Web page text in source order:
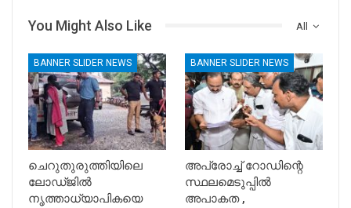
All
You Might Also Like
BANNER SLIDER NEWS
ചെറുതുരുത്തിയിലെ
ലോഡ്ജിൽ
നൃത്താധ്യാപികയെ
BANNER SLIDER NEWS
അപ്രോച്ച് റോഡിന്റെ
സ്ഥലമെടുപ്പിൽ
അപാകത ,